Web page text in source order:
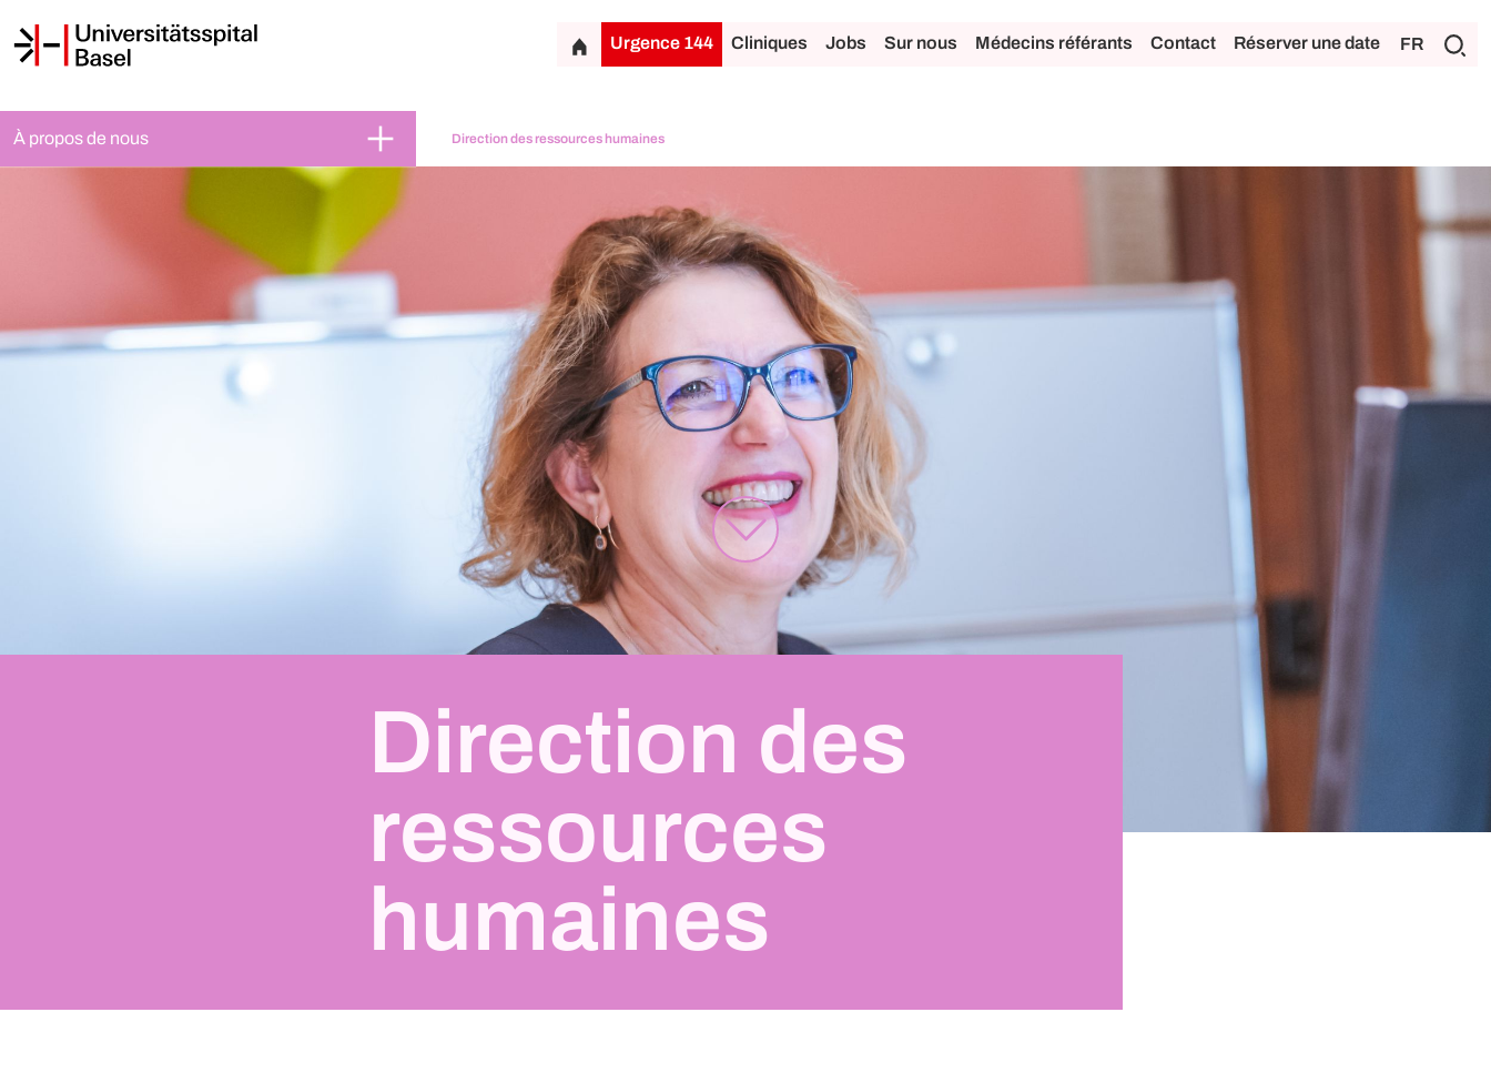
Urgence 144 Cliniques Jobs Sur nous Médecins référants Contact Réserver une date FR
À propos de nous Direction des ressources humaines
Direction des
ressources
humaines